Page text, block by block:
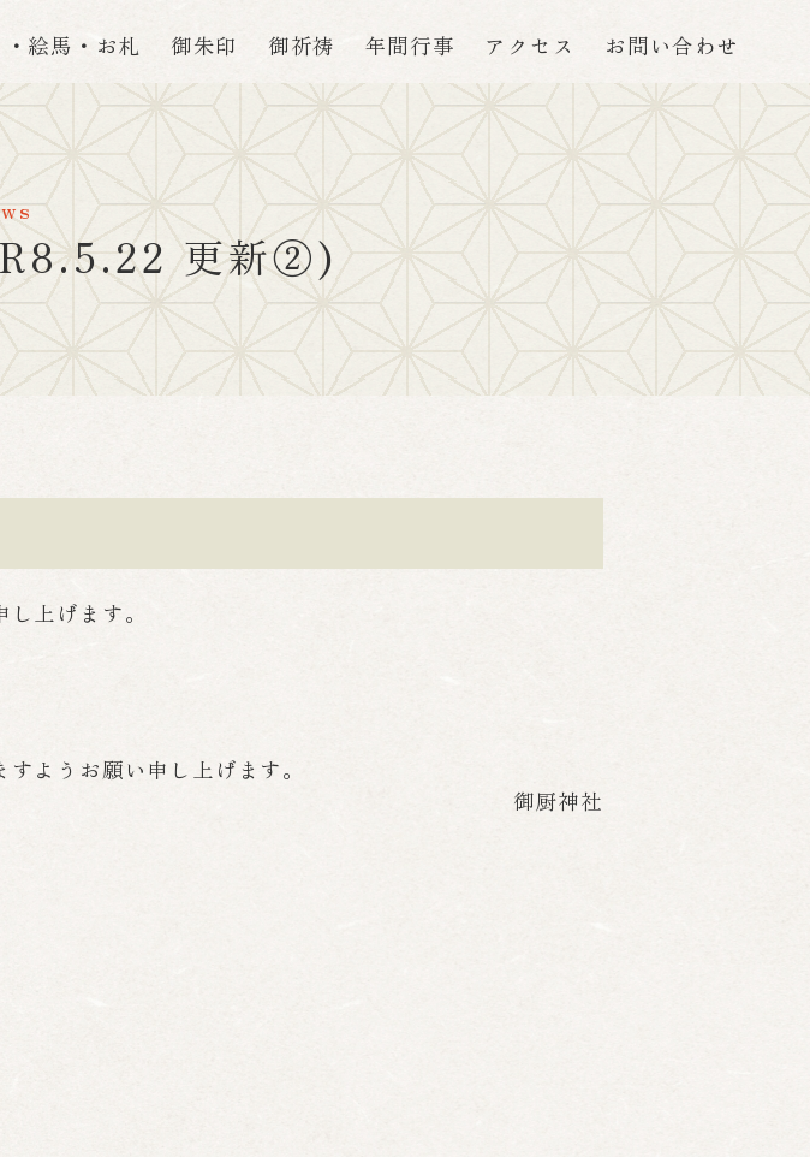
絵馬・お札 御朱印 御祈祷 年間行事 アクセス お問い合わせ
更新②)
上げます。
ようお願い申し上げます。
御厨神社